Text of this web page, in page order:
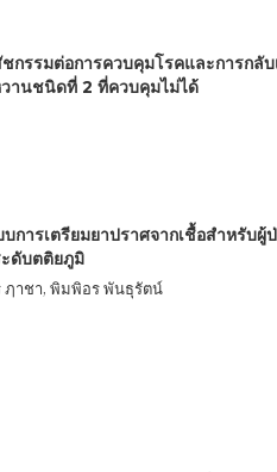
กรรมต่อการควบคุมโรคและการกลั
านชนิดที่ 2 ที่ควบคุมไม่ได้
ารเตรียมยาปราศจากเชื้อสำหรับผู้
ดับตติยภูมิ
าชา, พิมพิอร พันธุรัตน์